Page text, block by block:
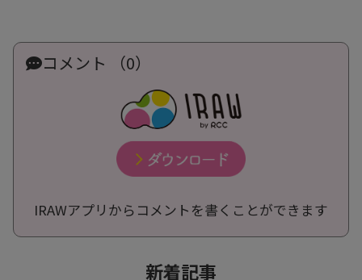
コメント （0）
IRAWアプリからコメントを書くことができます
新着記事